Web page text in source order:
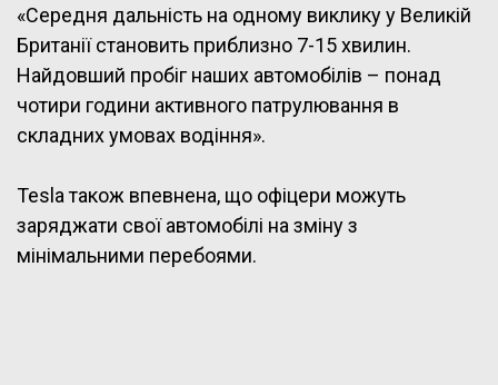
«Середня дальність на одному виклику у Великій
Британії становить приблизно 7-15 хвилин.
Найдовший пробіг наших автомобілів – понад
чотири години активного патрулювання в
складних умовах водіння».
Tesla також впевнена, що офіцери можуть
заряджати свої автомобілі на зміну з
мінімальними перебоями.